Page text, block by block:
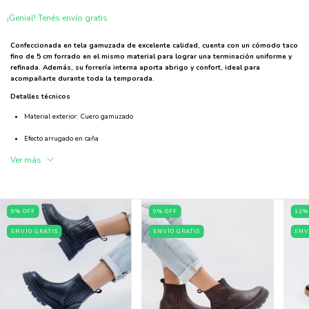
¡Genial! Tenés envío gratis
Confeccionada en tela gamuzada de excelente calidad, cuenta con un cómodo taco
fino de 5 cm forrado en el mismo material para lograr una terminación uniforme y
refinada. Además, su forrería interna aporta abrigo y confort, ideal para
acompañarte durante toda la temporada.
Detalles técnicos
Material exterior: Cuero gamuzado
Efecto arrugado en caña
Forrería interna
Altura del taco: 5 cm
Calce cómodo y liviano
Ideal para usar con pantalones largos, shorts, faldas y vestidos
Industria Argentina
Una bota atemporal y femenina que se adapta a distintas ocasiones, perfecta para
quienes buscan elegancia sin resignar comodidad.
Ver más
9% OFF
ENVÍO GRATIS
9% OFF
ENVÍO GRATIS
13